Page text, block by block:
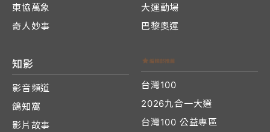
東協萬象
奇人妙事
大運動場
巴黎奧運
知影
影音頻道
鴿知窩
影片故事
台灣100
2026九合一大選
台灣100 公益專區